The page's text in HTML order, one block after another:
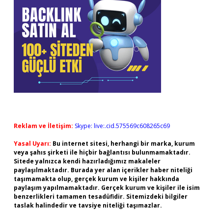
Reklam ve İletişim: Skype: live:.cid.575569c608265c69
Yasal Uyarı: Bu internet sitesi, herhangi bir marka, kurum
veya şahıs şirketi ile hiçbir bağlantısı bulunmamaktadır.
Sitede yalnızca kendi hazırladığımız makaleler
paylaşılmaktadır. Burada yer alan içerikler haber niteliği
taşımamakta olup, gerçek kurum ve kişiler hakkında
paylaşım yapılmamaktadır. Gerçek kurum ve kişiler ile isim
benzerlikleri tamamen tesadüfidir. Sitemizdeki bilgiler
taslak halindedir ve tavsiye niteliği taşımazlar.